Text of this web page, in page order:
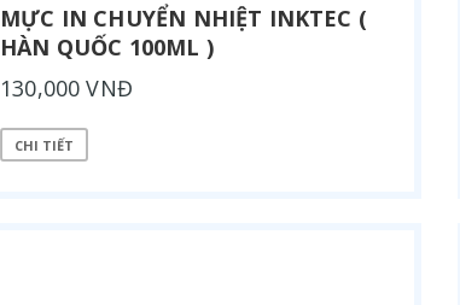
MỰC IN CHUYỂN NHIỆT INKTEC (
HÀN QUỐC 100ML )
130,000 VNĐ
CHI TIẾT